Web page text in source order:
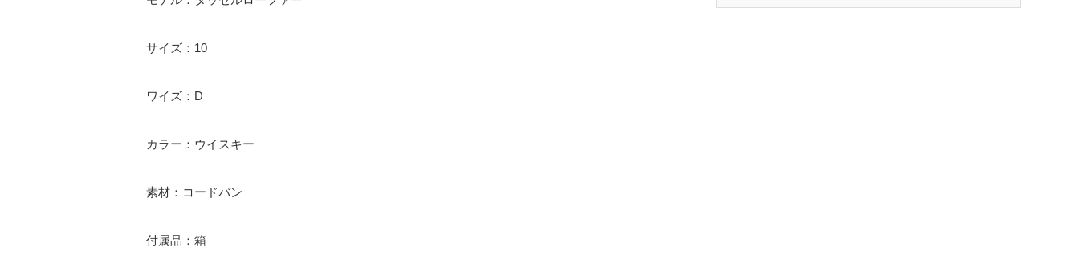
サイズ：10
ワイズ：D
カラー：ウイスキー
素材：コードバン
付属品：箱